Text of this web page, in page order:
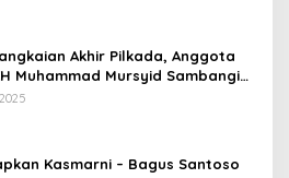
Akhir Pilkada, Anggota
Muhammad Mursyid Sambangi
Kasmarni – Bagus Santoso